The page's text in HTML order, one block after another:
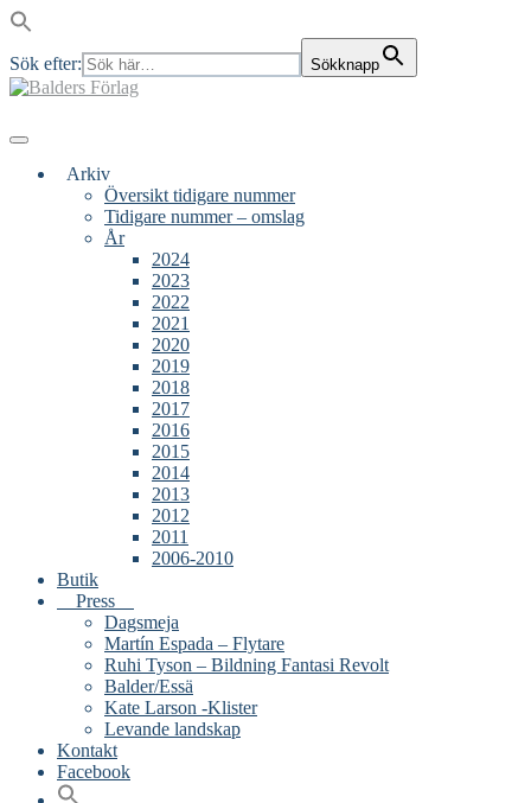
Sök efter: Sökknapp
Skip
Menu
Arkiv
Översikt tidigare nummer
Tidigare nummer – omslag
År
2024
2023
2022
2021
2020
2019
2018
2017
2016
2015
2014
2013
2012
2011
2006-2010
Butik
Press
Dagsmeja
Martín Espada – Flytare
Ruhi Tyson – Bildning Fantasi Revolt
Balder/Essä
Kate Larson -Klister
Levande landskap
Kontakt
Facebook